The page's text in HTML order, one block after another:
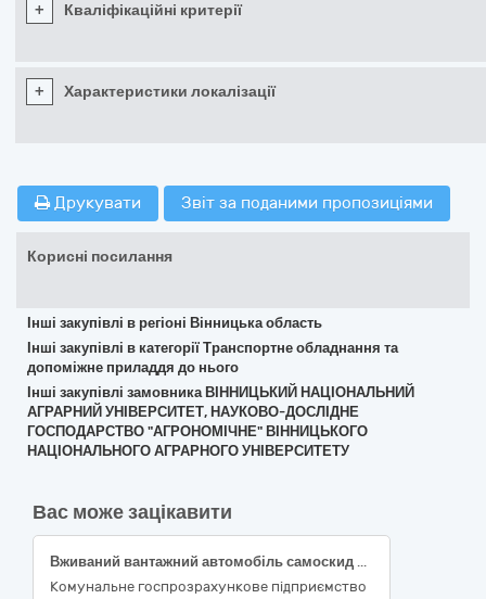
+ Кваліфікаційні критерії
+ Характеристики локалізації
Друкувати Звіт за поданими пропозиціями
Корисні посилання
Інші закупівлі в регіоні Вінницька область
Інші закупівлі в категорії Транспортне обладнання та
допоміжне приладдя до нього
Інші закупівлі замовника ВІННИЦЬКИЙ НАЦІОНАЛЬНИЙ
АГРАРНИЙ УНІВЕРСИТЕТ, НАУКОВО-ДОСЛІДНЕ
ГОСПОДАРСТВО "АГРОНОМІЧНЕ" ВІННИЦЬКОГО
НАЦІОНАЛЬНОГО АГРАРНОГО УНІВЕРСИТЕТУ
Вас може зацікавити
Вживаний вантажний автомобіль самоскид на базі MAN, Volkswagen або Mercedes-Benz (або еквівалент ), код ДК 021:2015: 34140000-0 «Великовантажні мототранспортні засоби»
Комунальне госпрозрахункове підприємство